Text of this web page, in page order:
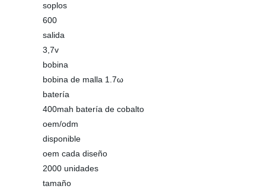
soplos
600
salida
3,7v
bobina
bobina de malla 1.7ω
batería
400mah batería de cobalto
oem/odm
disponible
oem cada diseño
2000 unidades
tamaño